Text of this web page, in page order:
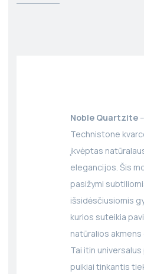
Noble Quartzite
Technistone
įkvėptas
elegancijos. Šis
pasižymi
išsidėsčiusiomis
kurios suteikia
natūralios
Tai itin universalus
puikiai tinkantis